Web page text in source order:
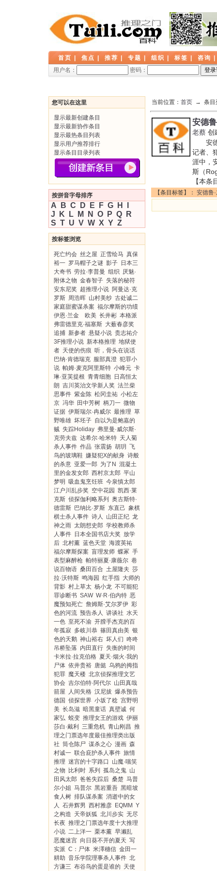
首页 焦点 推荐 专题 组织 标签 咨询
用户名：
密码：
您可以在这里
显示最新创建条目
显示最新协作条目
显示最热条目列表
显示用户推荐排行
显示条目目录列表
按拼音字母排序
A B C D E F G H
J
K L M N O P Q
R
S T U V W X Y Z
按标签浏览
死亡约会 丝之屋 正雪绘马 真保
裕一 罗马帽子之谜 影子 日本三
大奇书 劳拉·李普曼 组织 厌魅·
附体之物 金春智子 失落的秘符
安东尼奖 超推理小说 阿曼达·克
罗斯 周浩晖 山村美纱 古处诚二
家庭甜蜜谋杀案 福尔摩斯的功绩
伊恩·兰金 欧美 长井彬 本格派
弗雷德里克·福塞斯 大薮春彦奖
追捕 新参者 悬疑小说 贵志祐介
3F推理小说 新本格推理 地狱使
者 天使的伤痕 听，骨头在说话
巴纳·肯德瑞克 服部真澄 犯罪小
说 帕姆·麦克阿里斯特 小峰元 卡
琳·亚芙提根 青青细胞 日高恒太
朗 吉川英治文学新人奖 法兰柴
思事件 紫金陈 松冈圭祐 小松左
京 冯华 田中芳树 柄刀一 微物
证据 伊斯瑞尔·冉威尔 最推理 草
野唯雄 坏坯子 自以为是鲍嘉的
贼 失踪Holiday 弗里曼·威尔斯·
克劳夫兹 达希尔·哈米特 天人菊
杀人事件 作品 张震扬 胡玥 飞
鸟的玻璃鞋 嫌疑犯X的献身 诗般
的杀意 亚爱一郎 为了N 混凝土
里的金发女郎 西村京太郎 平山
梦明 吸血鬼烹饪班 今泉慎太郎
江户川乱步奖 空中花园 凯西·莱
克斯 侦探伽利略系列
奥古斯特·
德雷斯 巴纳比·罗斯 东直己 象棋
棋士杀人事件 诗人 山田正纪 龙
神之雨 太朗想史郎 学校教师杀
人事件 日本全国书店大奖 放学
后 北村薰 蓝色天堂 海渡英祐
福尔摩斯探案 盲理发师 蝶冢 手
表型麻醉枪 帕特丽夏·康薇尔 巷
说百物语 桑田百合 土屋隆夫 莎
拉·沃特斯 鸣海园 红手指 大师的
背影 村上草太 杨小龙 不可能犯
罪诊断书 SAW W·R·伯内特 恶
魔预知死亡 詹姆斯·艾尔罗伊 彩
色的河流 预告杀人 讲谈社 水天
一色 至死不渝 开膛手杰克的百
年孤寂 多岐川恭 篠田真由美 银
色的天鹅 神山裕右 坏人们 咚咚
吊桥坠落 内田直行 失衡的时间
卡米拉·拉克伯格 夏天·烟火·我的
尸体 依井贵裕 唐懿 乌鸦的拇指
犯罪 魔天楼 北京侦探推理文艺
协会 吉尔伯特·阿代尔 山田真哉
箭屋
人间失格 汉尼拔 爆杀预告
德国 侦探世界 小坂了稔 宫野明
美 长岛滋 暗黑童话 真壁诚 何
家弘 蜕变 推理女王的游戏 伊丽
莎白·戴利
三重危机 青山刚昌 推
理之门票选年度最佳推理类出版
社 筒仓陈尸 谋杀之心 漫画 森
村诚一 联合庇护杀人事件 旅情
推理 迷宫的十字路口
山魔·嗤笑
之物
比利时 系列 孤岛之鬼 山
田风太郎 爸爸失踪后 桑楚 马普
尔小姐 马普尔 黑岩重吾 黑暗坡
食人树 排队谋杀案 消逝中的女
人 石井辉男 西村雅彦 EQMM Y
之构造 天帝妖狐 北川步实 无尽
长夜 推理之门票选年度十大推理
小说 二上洋一 栗本薰 早濑乱
恶魔迷宫 向日葵不开的夏天 写
实派 C：尸体 米澤穗信 金田一
耕助 音乐学院理事杀人事件 北
方谦三 布谷鸟的蛋是谁的 天使
当前位置： 首页 → 条目
安德
老蔡 创
安德
记者、
涯中，
斯（
【本条
【条目标签】： 安德鲁